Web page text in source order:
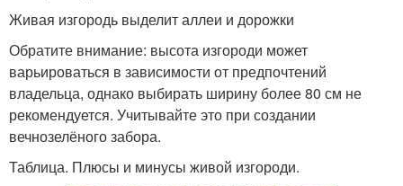
Живая изгородь выделит аллеи и дорожки
Обратите внимание: высота изгороди может
варьироваться в зависимости от предпочтений
владельца, однако выбирать ширину более 80 см не
рекомендуется. Учитывайте это при создании
вечнозелёного забора.
Таблица. Плюсы и минусы живой изгороди.